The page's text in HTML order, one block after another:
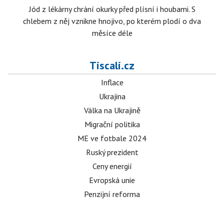
Jód z lékárny chrání okurky před plísní i houbami. S
chlebem z něj vznikne hnojivo, po kterém plodí o dva
měsíce déle
Tiscali.cz
Inflace
Ukrajina
Válka na Ukrajině
Migrační politika
ME ve fotbale 2024
Ruský prezident
Ceny energií
Evropská unie
Penzijní reforma